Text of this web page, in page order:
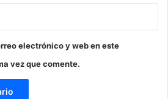
electrónico y web en este
vez que comente.